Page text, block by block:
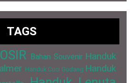
TAGS
Bahan Souvenir Handuk
Handuk Cuci Gudang Handuk